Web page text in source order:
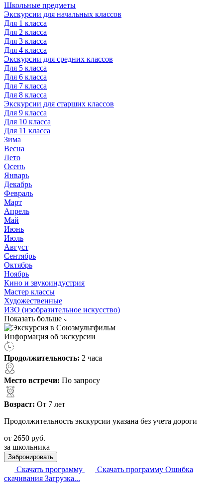
Школьные предметы
Экскурсии для начальных классов
Для 1 класса
Для 2 класса
Для 3 класса
Для 4 класса
Экскурсии для средних классов
Для 5 класса
Для 6 класса
Для 7 класса
Для 8 класса
Экскурсии для старших классов
Для 9 класса
Для 10 класса
Для 11 класса
Зима
Весна
Лето
Осень
Январь
Декабрь
Февраль
Март
Апрель
Май
Июнь
Июль
Август
Сентябрь
Октябрь
Ноябрь
Кино и звукоиндустрия
Мастер классы
Художественные
ИЗО (изобразительное искусство)
Показать больше
Информация об экскурсии
Продолжительность: 2 часа
Место встречи: По запросу
Возраст: От 7 лет
Продолжительность экскурсии указана без учета дороги
от 2650 руб.
за школьника
Забронировать
Скачать программу Скачать программу Ошибка
скачивания Загрузка...